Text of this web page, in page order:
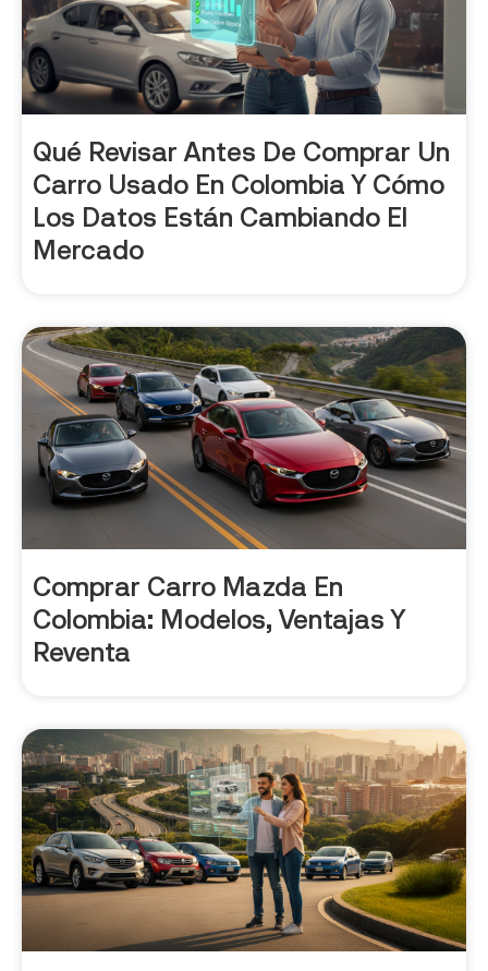
Qué Revisar Antes De Comprar Un
Carro Usado En Colombia Y Cómo
Los Datos Están Cambiando El
Mercado
Comprar Carro Mazda En
Colombia: Modelos, Ventajas Y
Reventa